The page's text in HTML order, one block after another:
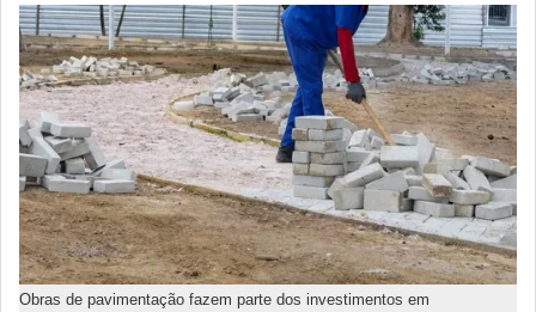
Obras de pavimentação fazem parte dos investimentos em